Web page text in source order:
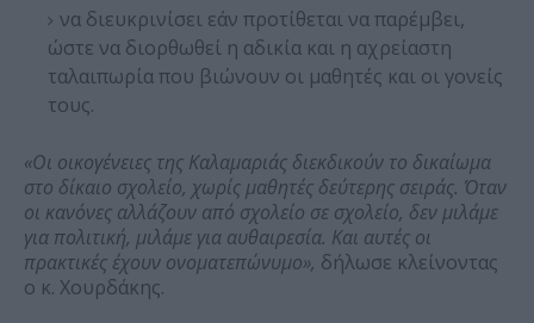
να διευκρινίσει εάν προτίθεται να παρέμβει,
ώστε να διορθωθεί η αδικία και η αχρείαστη
ταλαιπωρία που βιώνουν οι μαθητές και οι γονείς
τους.
«Οι οικογένειες της Καλαμαριάς διεκδικούν το δικαίωμα
στο δίκαιο σχολείο, χωρίς μαθητές δεύτερης σειράς. Όταν
οι κανόνες αλλάζουν από σχολείο σε σχολείο, δεν μιλάμε
για πολιτική, μιλάμε για αυθαιρεσία. Και αυτές οι
πρακτικές έχουν ονοματεπώνυμο», δήλωσε κλείνοντας
ο κ. Χουρδάκης.